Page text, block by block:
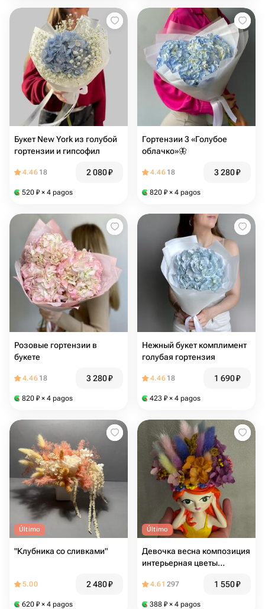
Букет New York из голубой
гортензии и гипсофил
4.46 18 2 080₽
520 ₽ × 4 pagos
Гортензии 3 «Голубое
облачко»🦋
4.46 18 3 280₽
820 ₽ × 4 pagos
Розовые гортензии в
букете
4.46 18 3 280₽
820 ₽ × 4 pagos
Нежный букет комплимент
голубая гортензия
4.46 18 1 690₽
423 ₽ × 4 pagos
Último
"Клубника со сливками"
5.00 2 480₽
620 ₽ × 4 pagos
Último
Девочка весна композиция
интерьерная цветы
4.61 297 1 550₽
388 ₽ × 4 pagos